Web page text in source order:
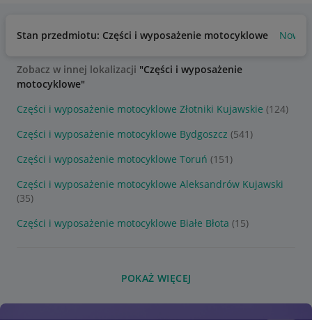
Stan przedmiotu: Części i wyposażenie motocyklowe Nowy
Zobacz w innej lokalizacji "Części i wyposażenie
motocyklowe"
Części i wyposażenie motocyklowe Złotniki Kujawskie (124)
Części i wyposażenie motocyklowe Bydgoszcz (541)
Części i wyposażenie motocyklowe Toruń (151)
Części i wyposażenie motocyklowe Aleksandrów Kujawski
(35)
Części i wyposażenie motocyklowe Białe Błota (15)
POKAŻ WIĘCEJ